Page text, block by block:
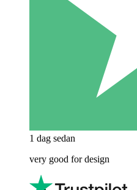
1 dag sedan
very good for design